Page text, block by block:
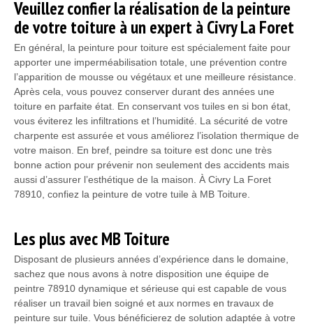
Veuillez confier la réalisation de la peinture
de votre toiture à un expert à Civry La Foret
En général, la peinture pour toiture est spécialement faite pour
apporter une imperméabilisation totale, une prévention contre
l’apparition de mousse ou végétaux et une meilleure résistance.
Après cela, vous pouvez conserver durant des années une
toiture en parfaite état. En conservant vos tuiles en si bon état,
vous éviterez les infiltrations et l’humidité. La sécurité de votre
charpente est assurée et vous améliorez l’isolation thermique de
votre maison. En bref, peindre sa toiture est donc une très
bonne action pour prévenir non seulement des accidents mais
aussi d’assurer l’esthétique de la maison. À Civry La Foret
78910, confiez la peinture de votre tuile à MB Toiture.
Les plus avec MB Toiture
Disposant de plusieurs années d’expérience dans le domaine,
sachez que nous avons à notre disposition une équipe de
peintre 78910 dynamique et sérieuse qui est capable de vous
réaliser un travail bien soigné et aux normes en travaux de
peinture sur tuile. Vous bénéficierez de solution adaptée à votre